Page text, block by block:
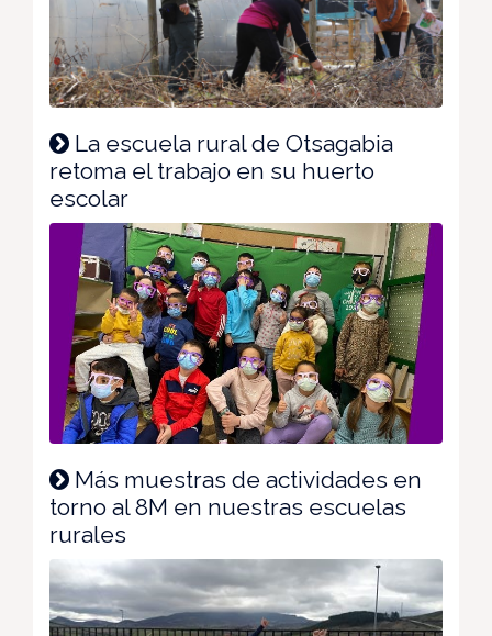
La escuela rural de Otsagabia
retoma el trabajo en su huerto
escolar
Más muestras de actividades en
torno al 8M en nuestras escuelas
rurales